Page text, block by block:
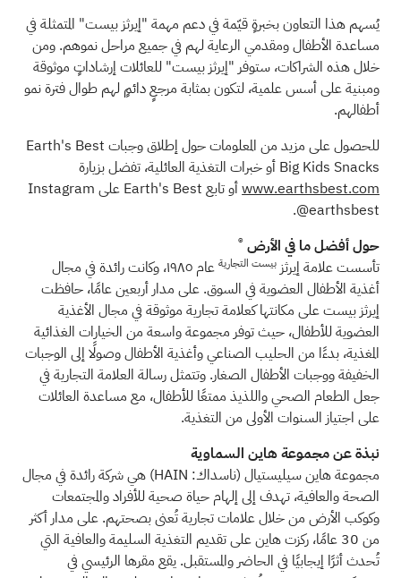
يُسهم هذا التعاون بخبرةٍ قيّمة في دعم مهمة "إيرثز بيست" المتمثلة في
مساعدة الأطفال ومقدمي الرعاية لهم في جميع مراحل نموهم. ومن
خلال هذه الشراكات، ستوفر "إيرثز بيست" للعائلات إرشاداتٍ موثوقة
ومبنية على أسس علمية، لتكون بمثابة مرجعٍ دائمٍ لهم طوال فترة نمو
أطفالهم.
للحصول على مزيد من المعلومات حول إطلاق وجبات Earth's Best
Big Kids Snacks أو خبرات التغذية العائلية، تفضل بزيارة
www.earthsbest.com
أو تابع Earth's Best على Instagram
@earthsbest.
حول أفضل ما في الأرض ®
تأسست علامة إيرثز بيست التجارية
عام ١٩٨٥، وكانت رائدة في مجال
أغذية الأطفال العضوية في السوق. على مدار أربعين عامًا، حافظت
إيرثز بيست على مكانتها كعلامة تجارية موثوقة في مجال الأغذية
العضوية للأطفال، حيث توفر مجموعة واسعة من الخيارات الغذائية
المغذية، بدءًا من الحليب الصناعي وأغذية الأطفال وصولًا إلى الوجبات
الخفيفة ووجبات الأطفال الصغار. وتتمثل رسالة العلامة التجارية في
جعل الطعام الصحي واللذيذ ممتعًا للأطفال، مع مساعدة العائلات
على اجتياز السنوات الأولى من التغذية.
نبذة عن مجموعة هاين السماوية
مجموعة هاين سيليستيال (ناسداك: HAIN) هي شركة رائدة في مجال
الصحة والعافية، تهدف إلى إلهام حياة صحية للأفراد والمجتمعات
وكوكب الأرض من خلال علامات تجارية تُعنى بصحتهم. على مدار أكثر
من 30 عامًا، ركزت هاين على تقديم التغذية السليمة والعافية التي
تُحدث أثرًا إيجابيًا في الحاضر والمستقبل. يقع مقرها الرئيسي في